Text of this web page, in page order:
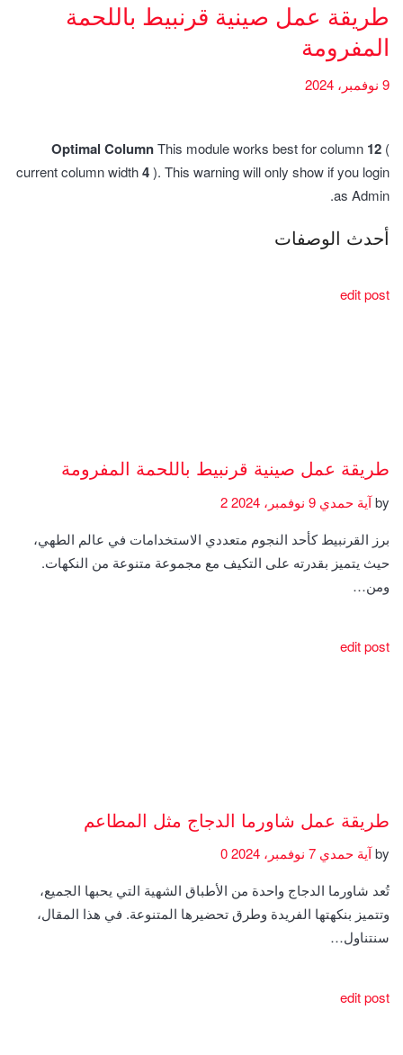
طريقة عمل صينية قرنبيط باللحمة
المفرومة
9 نوفمبر، 2024
Optimal ColumnThis module works best for column 12 (
current column width4). This warning will only show if you login
as Admin.
أحدث الوصفات
edit post
طريقة عمل صينية قرنبيط باللحمة المفرومة
byآية حمدي
برز القرنبيط كأحد النجوم متعددي الاستخدامات في عالم الطهي،
حيث يتميز بقدرته على التكيف مع مجموعة متنوعة من النكهات.
ومن…
edit post
طريقة عمل شاورما الدجاج مثل المطاعم
byآية حمدي
تُعد شاورما الدجاج واحدة من الأطباق الشهية التي يحبها الجميع،
وتتميز بنكهتها الفريدة وطرق تحضيرها المتنوعة. في هذا المقال،
سنتناول…
edit post